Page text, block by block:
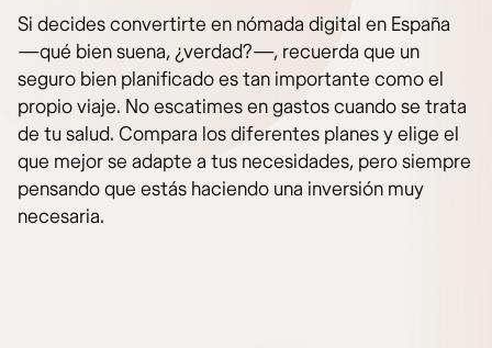
Si decides convertirte en nómada digital en España
—qué bien suena, ¿verdad?—, recuerda que un
seguro bien planificado es tan importante como el
propio viaje. No escatimes en gastos cuando se trata
de tu salud. Compara los diferentes planes y elige el
que mejor se adapte a tus necesidades, pero siempre
pensando que estás haciendo una inversión muy
necesaria.